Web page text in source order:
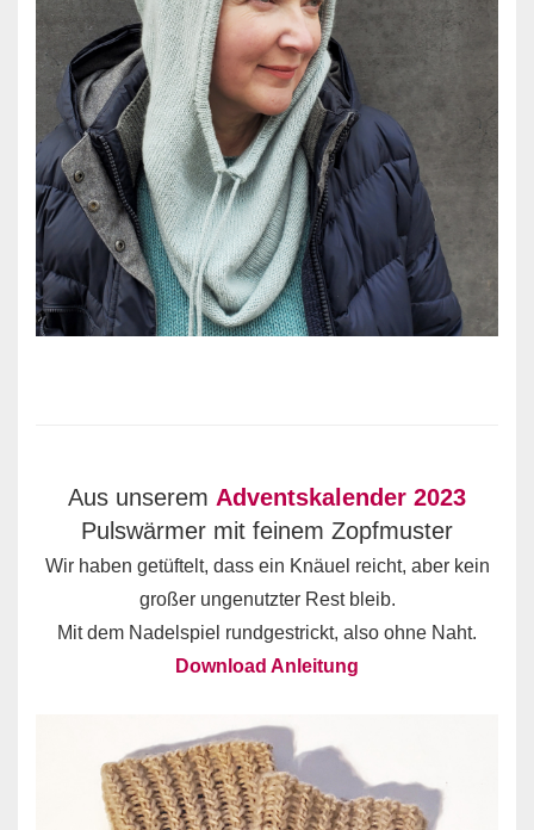
Aus unserem Adventskalender 2023
Pulswärmer mit feinem Zopfmuster
Wir haben getüftelt, dass ein Knäuel reicht, aber kein
großer ungenutzter Rest bleib.
Mit dem Nadelspiel rundgestrickt, also ohne Naht.
Download Anleitung